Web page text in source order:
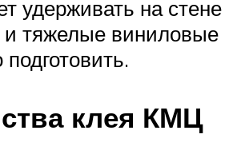
удерживать на стене
и тяжелые виниловые
клея КМЦ